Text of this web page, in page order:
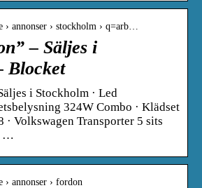
annonser › stockholm › q=arb…
– Säljes i
Blocket
i Stockholm · Led
324W Combo · Klädset
· Volkswagen Transporter 5 sits
…
annonser › fordon